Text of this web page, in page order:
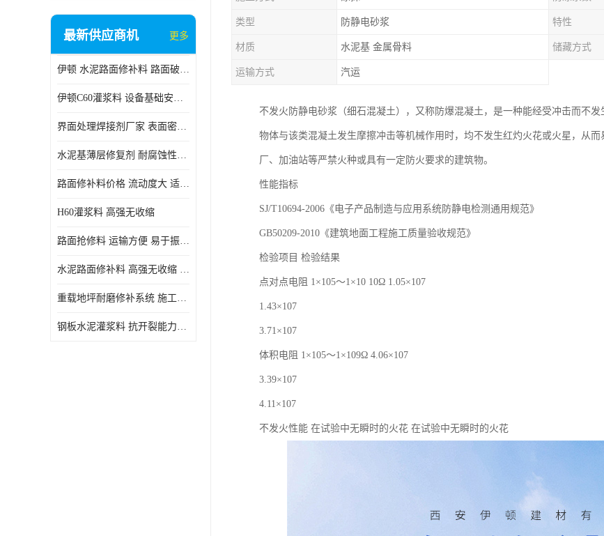
最新供应商机 更多
伊顿 水泥路面修补料 路面破损起皮快速修补 2小时通车
伊顿C60灌浆料 设备基础安装 梁柱改造加固二次灌浆料
界面处理焊接剂厂家 表面密实 良好的流动性
水泥基薄层修复剂 耐腐蚀性好 适用范围广
路面修补料价格 流动度大 适用范围广
H60灌浆料 高强无收缩
路面抢修料 运输方便 易于振捣密实
水泥路面修补料 高强无收缩 施工和易性好 强度高 韧性好
重载地坪耐磨修补系统 施工期短 易于振捣密实
钢板水泥灌浆料 抗开裂能力强 施工和易性好
类型 防静电砂浆 特性
材质 水泥基 金属骨料 储藏方式
运输方式 汽运
不发火防静电砂浆（细石混凝土），又称防爆混凝土，是一种能经受冲击而不
物体与该类混凝土发生摩擦冲击等机械作用时，均不发生红灼火花或火星，从
厂、加油站等严禁火种或具有一定防火要求的建筑物。
性能指标
SJ/T10694-2006《电子产品制造与应用系统防静电检测通用规范》
GB50209-2010《建筑地面工程施工质量验收规范》
检验项目 检验结果
点对点电阻 1×105～1×10 10Ω 1.05×107
1.43×107
3.71×107
体积电阻 1×105～1×109Ω 4.06×107
3.39×107
4.11×107
不发火性能 在试验中无瞬时的火花 在试验中无瞬时的火花